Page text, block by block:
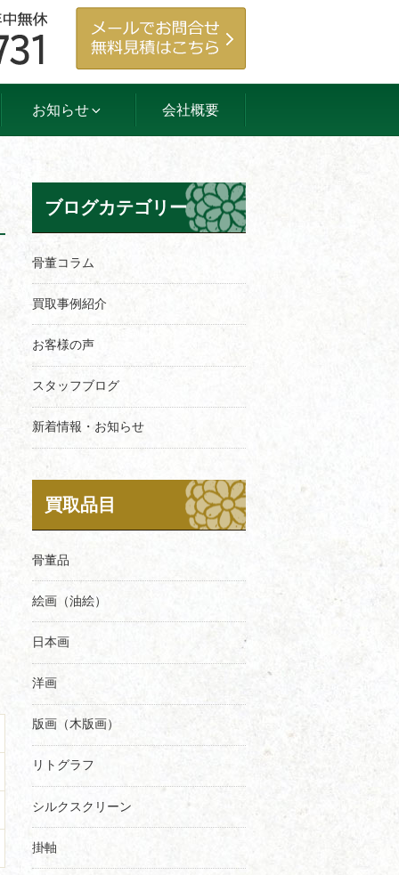
お知らせ 会社概要
ブログカテゴリー
骨董コラム
買取事例紹介
お客様の声
スタッフブログ
新着情報・お知らせ
買取品目
骨董品
絵画（油絵）
日本画
洋画
版画（木版画）
リトグラフ
シルクスクリーン
掛軸